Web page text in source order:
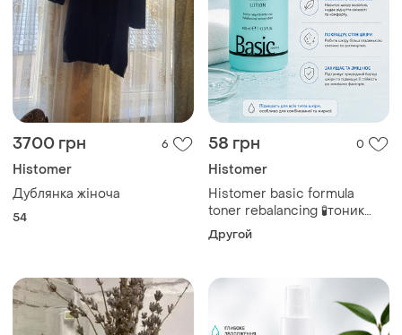
3700 грн 6
Histomer
Дублянка жіноча
54
58 грн 0
Histomer
Histomer basic formula
toner rebalancing 🧪тоник
для лица хистомер
Другой